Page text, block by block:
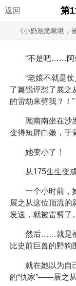
返回 第
《小奶瓶肥啾啾，
“不是吧……
“老娘不就是
了篇锐评怼了展之
的雷劫来劈我？！”
顾南南坐在沙
变得短胖白嫩，手
她变小了！
从175生生变
一个小时前，
展之从这位顶流的
发送，就被雷劈了。
然后……就是
比史前巨兽的野狗
就在她以为自
的“仇家”——展之从